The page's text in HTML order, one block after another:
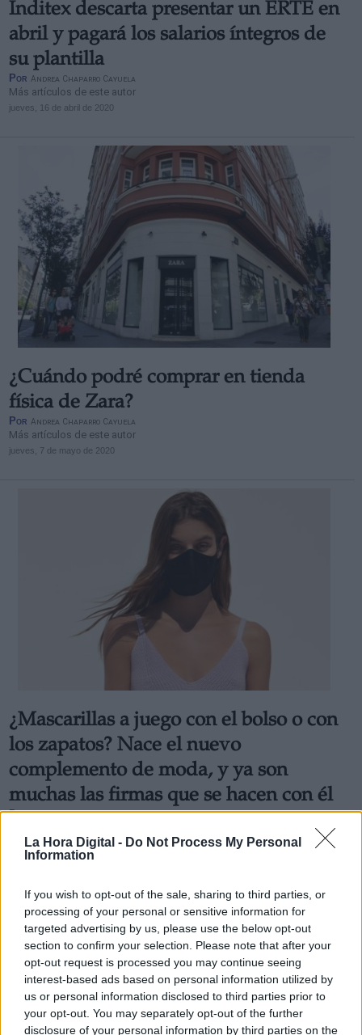
La Hora Digital - Do Not Process My Personal
Information
If you wish to opt-out of the sale, sharing to third parties, or
processing of your personal or sensitive information for
targeted advertising by us, please use the below opt-out
section to confirm your selection. Please note that after your
opt-out request is processed you may continue seeing
interest-based ads based on personal information utilized by
us or personal information disclosed to third parties prior to
your opt-out. You may separately opt-out of the further
disclosure of your personal information by third parties on the
Inditex descarta presentar un ERTE en
abril y pagará los salarios íntegros de
su plantilla
Por Andrea Chaparro Cayuela
Más artículos de este autor
jueves, 16 de abril de 2020
¿Cuándo podré comprar en tienda
física de Zara?
Por Andrea Chaparro Cayuela
Más artículos de este autor
jueves, 7 de mayo de 2020
¿Mascarillas a juego con el bolso o con
los zapatos? Nace el nuevo
complemento de moda, y ya son
muchas las firmas que se hacen con él
PorAndrea Chaparro Cayuela
lunes, 11 de mayo de 2020